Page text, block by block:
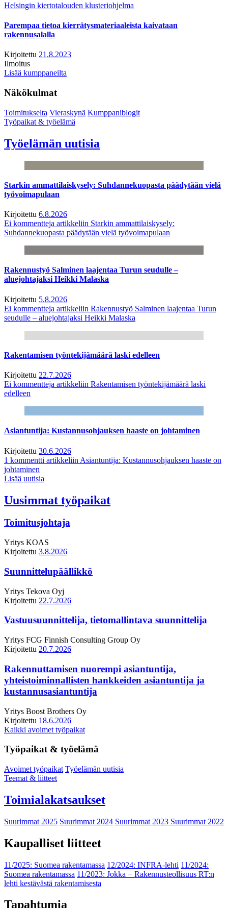
Helsingin kiertotalouden klusteriohjelma
Parempaa tietoa kierrätysmateriaaleista kaivataan
rakennusalalla
Kirjoitettu 21.8.2023
Ilmoitus
Lisää kumppaneilta
Näkökulmat
Toimitukselta Vieraskynä Kumppaniblogit
Työpaikat & työelämä
Työelämän uutisia
Starkin ammattilaiskysely: Suhdannekuopasta päädytään vielä
työvoimapulaan
Kirjoitettu 6.8.2026
Ei kommentteja artikkeliin Starkin ammattilaiskysely:
Suhdannekuopasta päädytään vielä työvoimapulaan
Rakennustyö Salminen laajentaa Turun seudulle –
aluejohtajaksi Heikki Malaska
Kirjoitettu 5.8.2026
Ei kommentteja artikkeliin Rakennustyö Salminen laajentaa Turun
seudulle – aluejohtajaksi Heikki Malaska
Rakentamisen työntekijämäärä laski edelleen
Kirjoitettu 22.7.2026
Ei kommentteja artikkeliin Rakentamisen työntekijämäärä laski
edelleen
Asiantuntija: Kustannusohjauksen haaste on johtaminen
Kirjoitettu 30.6.2026
1 kommentti artikkeliin Asiantuntija: Kustannusohjauksen haaste on
johtaminen
Lisää uutisia
Uusimmat työpaikat
Toimitusjohtaja
Yritys KOAS
Kirjoitettu 3.8.2026
Suunnittelupäällikkö
Yritys Tekova Oyj
Kirjoitettu 22.7.2026
Vastuusuunnittelija, tietomallintava suunnittelija
Yritys FCG Finnish Consulting Group Oy
Kirjoitettu 20.7.2026
Rakennuttamisen nuorempi asiantuntija,
yhteistoiminnallisten hankkeiden asiantuntija ja
kustannusasiantuntija
Yritys Boost Brothers Oy
Kirjoitettu 18.6.2026
Kaikki avoimet työpaikat
Työpaikat & työelämä
Avoimet työpaikat Työelämän uutisia
Teemat & liitteet
Toimialakatsaukset
Suurimmat 2025 Suurimmat 2024 Suurimmat 2023 Suurimmat 2022
Kaupalliset liitteet
11/2025: Suomea rakentamassa 12/2024: INFRA-lehti 11/2024:
Suomea rakentamassa 11/2023: Jokka − Rakennusteollisuus RT:n
lehti kestävästä rakentamisesta
Tapahtumia